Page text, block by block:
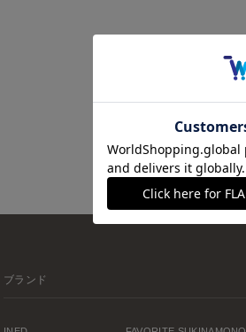
ブランド